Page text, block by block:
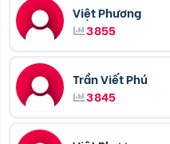
Việt Phương
3855
Trần Viết Phú
3845